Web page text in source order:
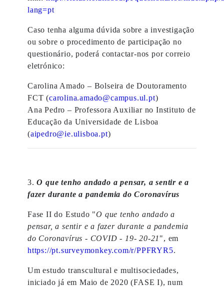
lang=pt
Caso tenha alguma dúvida sobre a investigação
ou sobre o procedimento de participação no
questionário, poderá contactar-nos por correio
eletrónico:
Carolina Amado – Bolseira de Doutoramento
FCT (carolina.amado@campus.ul.pt)
Ana Pedro – Professora Auxiliar no Instituto de
Educação da Universidade de Lisboa
(aipedro@ie.ulisboa.pt)
3.O que tenho andado a pensar, a sentir e a
fazer durante a pandemia do Coronavírus
Fase II do Estudo "O que tenho andado a
pensar, a sentir e a fazer durante a pandemia
do Coronavírus - COVID - 19- 20-21 ", em
https://pt.surveymonkey.com/r/PPFRYR5.
Um estudo transcultural e multisociedades,
iniciado já em Maio de 2020 (FASE I), num